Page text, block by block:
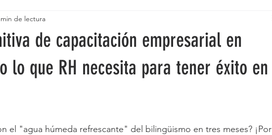
de capacitación empresarial en
lo que RH necesita para tener éxito en
de lectura
el "agua húmeda refrescante" del bilingüismo en tres meses? ¡Por